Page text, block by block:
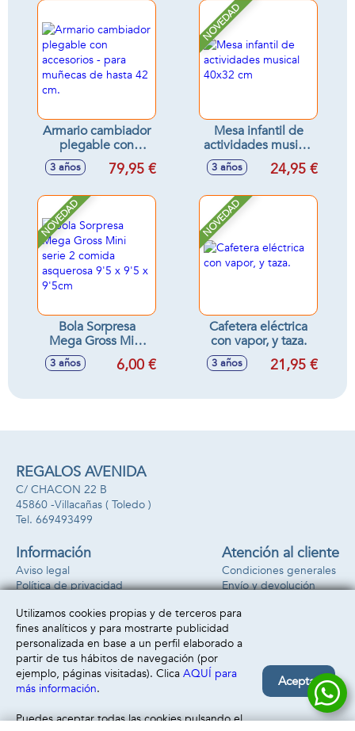
Armario cambiador
plegable con
accesorios - para
muñecas de hasta
3 años 79,95 €
NOVEDAD
Mesa infantil de
actividades musical
40x32 cm
3 años 24,95 €
NOVEDAD
Bola Sorpresa
Mega Gross Mini
serie 2 comida
asquerosa 9'5 x 9'5
3 años 6,00 €
NOVEDAD
Cafetera eléctrica
con vapor, y taza.
3 años 21,95 €
REGALOS AVENIDA
C/ CHACON 22 B
45860 -Villacañas ( Toledo )
669493499
Información
Aviso legal
Política de privacidad
Atención al cliente
Condiciones generales
Envío y devolución
Formas de pago
Utilizamos cookies propias y de terceros para
fines analíticos y para mostrarte publicidad
personalizada en base a un perfil elaborado a
partir de tus hábitos de navegación (por
ejemplo, páginas visitadas). Clica AQUÍ para
más información.
Puedes aceptar todas las cookies pulsando el
Aceptar